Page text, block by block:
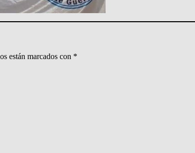
están marcados con *